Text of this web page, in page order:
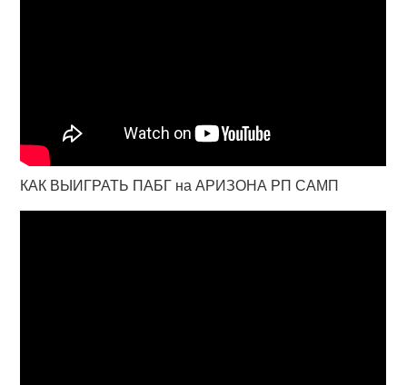
КАК ВЫИГРАТЬ ПАБГ на АРИЗОНА РП САМП